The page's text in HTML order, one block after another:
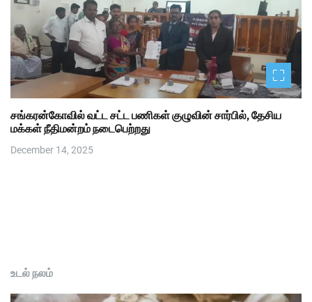
சங்கரன்கோவில் வட்ட சட்ட பணிகள் குழுவின் சார்பில், தேசிய
மக்கள் நீதிமன்றம் நடைபெற்றது
December 14, 2025
உடல் நலம்